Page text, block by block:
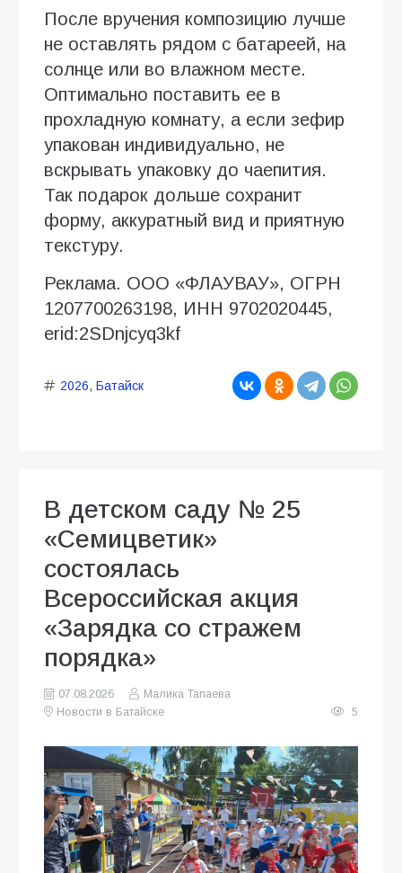
После вручения композицию лучше
не оставлять рядом с батареей, на
солнце или во влажном месте.
Оптимально поставить ее в
прохладную комнату, а если зефир
упакован индивидуально, не
вскрывать упаковку до чаепития.
Так подарок дольше сохранит
форму, аккуратный вид и приятную
текстуру.
Реклама. ООО «ФЛАУВАУ», ОГРН
1207700263198, ИНН 9702020445,
erid:2SDnjcyq3kf
2026, Батайск
В детском саду № 25
«Семицветик»
состоялась
Всероссийская акция
«Зарядка со стражем
порядка»
07.08.2026
Малика Тапаева
Новости в Батайске
5